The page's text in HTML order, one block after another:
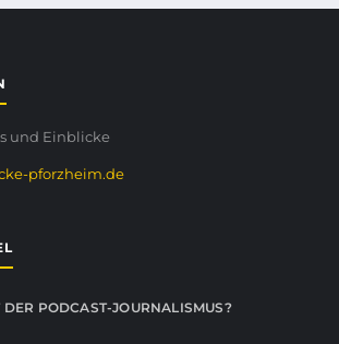
und Einblicke
pforzheim.de
PODCAST-JOURNALISMUS?